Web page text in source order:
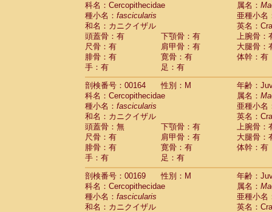
科名：Cercopithecidae
属名：
種小名： fascicularis
亜種小名
和名：カニクイザル
英名：
頭蓋骨：有
下顎骨：有
上腕骨：
尺骨：有
肩甲骨：有
大腿骨：
腓骨：有
寛骨：有
体幹：有
手：有
足：有
剖検番号：00164
性別：M
年齢：
科名：Cercopithecidae
属名：
種小名： fascicularis
亜種小名
和名：カニクイザル
英名：
頭蓋骨：無
下顎骨：有
上腕骨：
尺骨：有
肩甲骨：有
大腿骨：
腓骨：有
寛骨：有
体幹：有
手：有
足：有
剖検番号：00169
性別：M
年齢：
科名：Cercopithecidae
属名：
種小名： fascicularis
亜種小名
和名：カニクイザル
英名：